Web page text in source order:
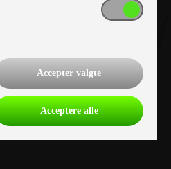
S
SØ
Accepter valgte
Acceptere alle